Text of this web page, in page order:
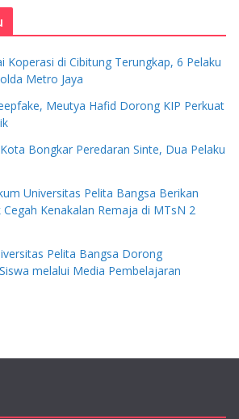
Koperasi di Cibitung Terungkap, 6 Pelaku
Metro Jaya
Meutya Hafid Dorong KIP Perkuat
Bongkar Peredaran Sinte, Dua Pelaku
Universitas Pelita Bangsa Berikan
Kenakalan Remaja di MTsN 2
Pelita Bangsa Dorong
melalui Media Pembelajaran